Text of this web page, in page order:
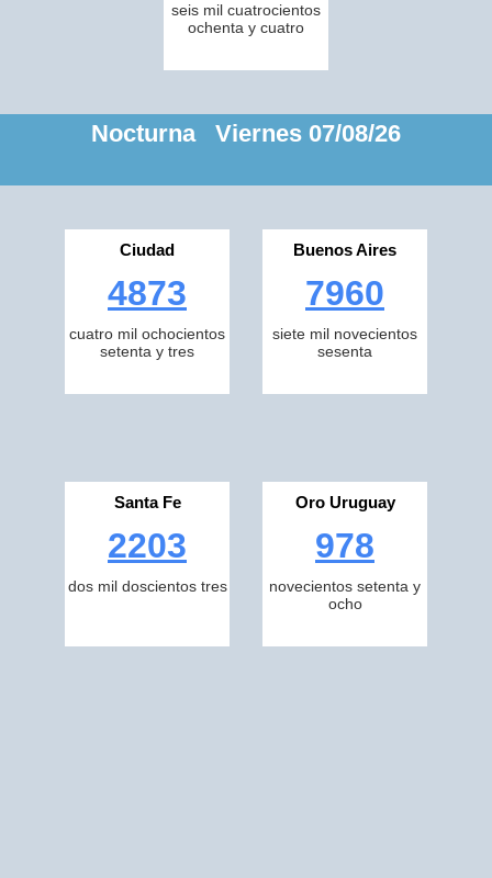
seis mil cuatrocientos
ochenta y cuatro
Nocturna Viernes 07/08/26
Ciudad
4873
cuatro mil ochocientos
setenta y tres
Buenos Aires
7960
siete mil novecientos
sesenta
Santa Fe
2203
dos mil doscientos tres
Oro Uruguay
978
novecientos setenta y
ocho